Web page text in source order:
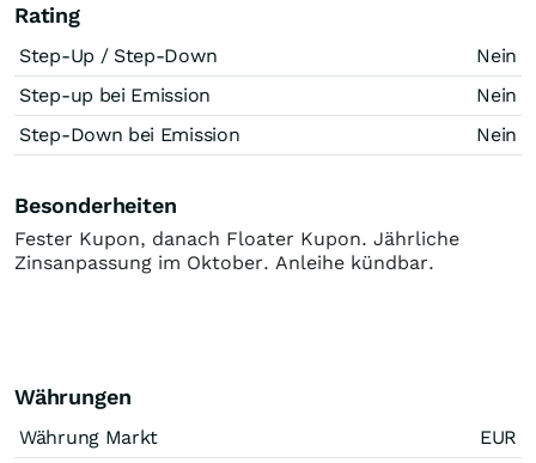
Rating
Step-Up / Step-Down
Nein
Step-up bei Emission
Nein
Step-Down bei Emission
Nein
Besonderheiten
Fester Kupon, danach Floater Kupon. Jährliche
Zinsanpassung im Oktober. Anleihe kündbar.
Währungen
Währung Markt
EUR